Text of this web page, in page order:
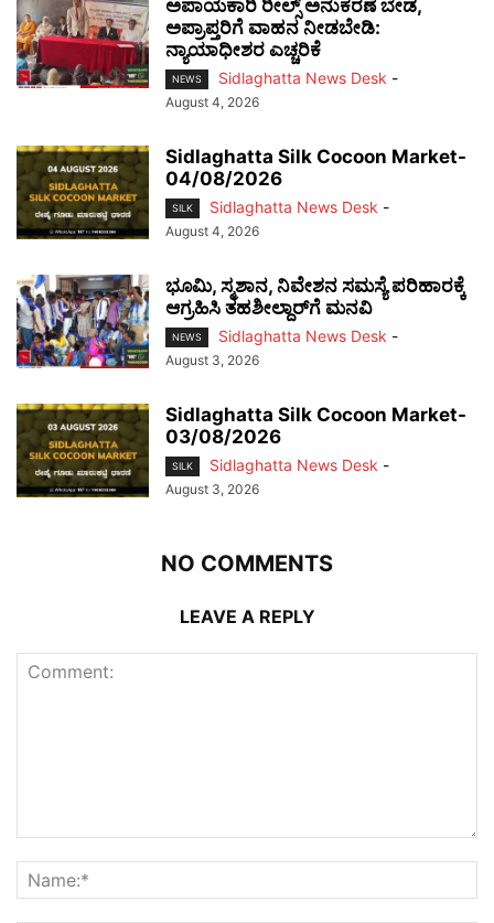
ಅಪಾಯಕಾರಿ ರೀಲ್ಸ್ ಅನುಕರಣೆ ಬೇಡ,
ಅಪ್ರಾಪ್ತರಿಗೆ ವಾಹನ ನೀಡಬೇಡಿ:
ನ್ಯಾಯಾಧೀಶರ ಎಚ್ಚರಿಕೆ
NEWS Sidlaghatta News Desk -
August 4, 2026
Sidlaghatta Silk Cocoon Market-
04/08/2026
SILK Sidlaghatta News Desk -
August 4, 2026
ಭೂಮಿ, ಸ್ಮಶಾನ, ನಿವೇಶನ ಸಮಸ್ಯೆ ಪರಿಹಾರಕ್ಕೆ
ಆಗ್ರಹಿಸಿ ತಹಶೀಲ್ದಾರ್‌ಗೆ ಮನವಿ
NEWS Sidlaghatta News Desk -
August 3, 2026
Sidlaghatta Silk Cocoon Market-
03/08/2026
SILK Sidlaghatta News Desk -
August 3, 2026
NO COMMENTS
LEAVE A REPLY